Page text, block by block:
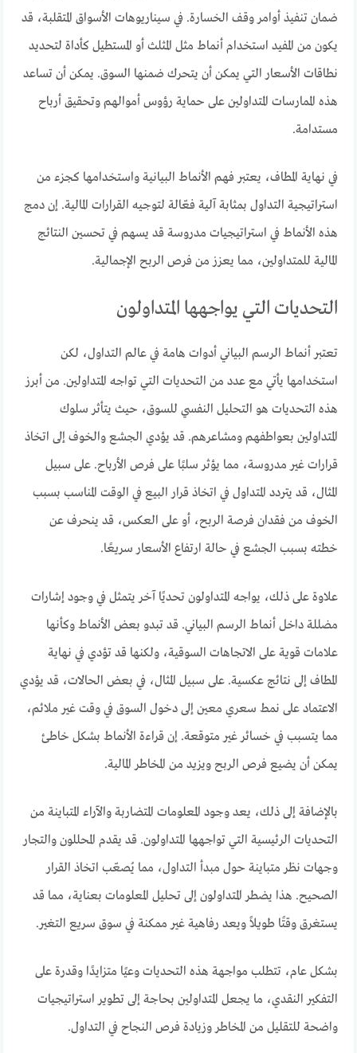
ضمان تنفيذ أوامر وقف الخسارة. في سيناريوهات الأسواق المتقلبة، قد
يكون من المفيد استخدام أنماط مثل المثلث أو المستطيل كأداة لتحديد
نطاقات الأسعار التي يمكن أن يتحرك ضمنها السوق. يمكن أن تساعد
هذه الممارسات المتداولين على حماية رؤوس أموالهم وتحقيق أرباح
مستدامة.
في نهاية المطاف، يعتبر فهم الأنماط البيانية واستخدامها كجزء من
استراتيجية التداول بمثابة آلية فعّالة لتوجيه القرارات المالية. إن دمج
هذه الأنماط في استراتيجيات مدروسة قد يسهم في تحسين النتائج
المالية للمتداولين، مما يعزز من فرص الربح الإجمالية.
التحديات التي يواجهها المتداولون
تعتبر أنماط الرسم البياني أدوات هامة في عالم التداول، لكن
استخدامها يأتي مع عدد من التحديات التي تواجه المتداولين. من أبرز
هذه التحديات هو التحليل النفسي للسوق، حيث يتأثر سلوك
المتداولين بعواطفهم ومشاعرهم. قد يؤدي الجشع والخوف إلى اتخاذ
قرارات غير مدروسة، مما يؤثر سلبًا على فرص الأرباح. على سبيل
المثال، قد يتردد المتداول في اتخاذ قرار البيع في الوقت المناسب بسبب
الخوف من فقدان فرصة الربح، أو على العكس، قد ينحرف عن
خطته بسبب الجشع في حالة ارتفاع الأسعار سريعًا.
علاوة على ذلك، يواجه المتداولون تحديًا آخر يتمثل في وجود إشارات
مضللة داخل أنماط الرسم البياني. قد تبدو بعض الأنماط وكأنها
علامات قوية على الاتجاهات السوقية، ولكنها قد تؤدي في نهاية
المطاف إلى نتائج عكسية. على سبيل المثال، في بعض الحالات، قد يؤدي
الاعتماد على نمط سعري معين إلى دخول السوق في وقت غير ملائم،
مما يتسبب في خسائر غير متوقعة. إن قراءة الأنماط بشكل خاطئ
يمكن أن يضيع فرص الربح ويزيد من المخاطر المالية.
بالإضافة إلى ذلك، يعد وجود المعلومات المتضاربة والآراء المتباينة من
التحديات الرئيسية التي تواجهها المتداولون. قد يقدم المحللون والتجار
وجهات نظر متباينة حول مبدأ التداول، مما يُصعّب اتخاذ القرار
الصحيح. هذا يضطر المتداولون إلى تحليل المعلومات بعناية، مما قد
يستغرق وقتًا طويلاً ويعد رفاهية غير ممكنة في سوق سريع التغير.
بشكل عام، تتطلب مواجهة هذه التحديات وعيًا متزايدًا وقدرة على
التفكير النقدي، ما يجعل المتداولين بحاجة إلى تطوير استراتيجيات
واضحة للتقليل من المخاطر وزيادة فرص النجاح في التداول.